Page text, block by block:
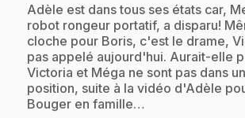
.Adèle est dans tous ses états car,
robot rongeur portatif, a disparu!
cloche pour Boris, c'est le drame,
pas appelé aujourd'hui. Aurait-elle
Victoria et Méga ne sont pas dans
position, suite à la vidéo d'Adèle
Bouger en famille…